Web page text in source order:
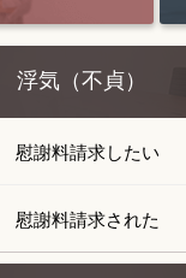
浮気（不貞）
慰謝料請求したい
慰謝料請求された